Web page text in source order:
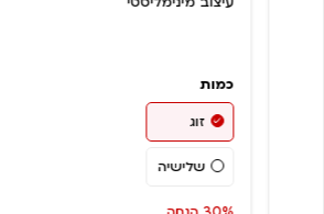
כמות
זוג
שלישיה